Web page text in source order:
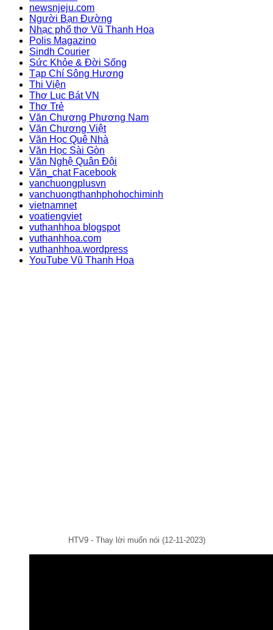
newsnjeju.com
Người Bạn Đường
Nhạc phổ thơ Vũ Thanh Hoa
Polis Magazino
Sindh Courier
Sức Khỏe & Đời Sống
Tạp Chí Sông Hương
Thi Viện
Thơ Lục Bát VN
Thơ Trẻ
Văn Chương Phương Nam
Văn Chương Việt
Văn Học Quê Nhà
Văn Học Sài Gòn
Văn Nghệ Quân Đội
Văn_chat Facebook
vanchuongplusvn
vanchuongthanhphohochiminh
vietnamnet
voatiengviet
vuthanhhoa blogspot
vuthanhhoa.com
vuthanhhoa.wordpress
YouTube Vũ Thanh Hoa
HTV9 - Thay lời muốn nói (12-11-2023)